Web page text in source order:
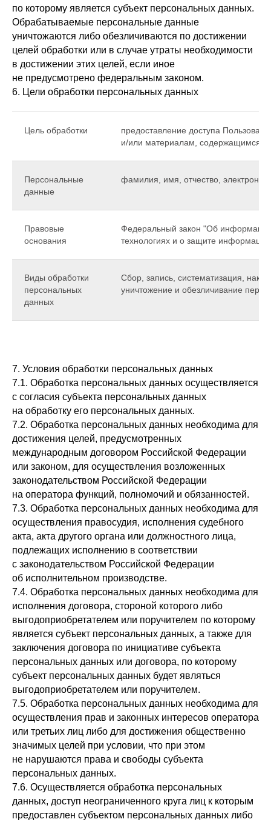
по которому является субъект персональных данных.
Обрабатываемые персональные данные
уничтожаются либо обезличиваются по достижении
целей обработки или в случае утраты необходимости
в достижении этих целей, если иное
не предусмотрено федеральным законом.
6. Цели обработки персональных данных
Цель обработки
предоставление доступа
и/или материалам, содержащимся
Персональные
данные
фамилия, имя, отчество,
Правовые
основания
Федеральный закон "Об
технологиях и о защите
Виды обработки
персональных
данных
Сбор, запись, систематизация,
уничтожение и обезличивание
7. Условия обработки персональных данных
7.1. Обработка персональных данных осуществляется
с согласия субъекта персональных данных
на обработку его персональных данных.
7.2. Обработка персональных данных необходима для
достижения целей, предусмотренных
международным договором Российской Федерации
или законом, для осуществления возложенных
законодательством Российской Федерации
на оператора функций, полномочий и обязанностей.
7.3. Обработка персональных данных необходима для
осуществления правосудия, исполнения судебного
акта, акта другого органа или должностного лица,
подлежащих исполнению в соответствии
с законодательством Российской Федерации
об исполнительном производстве.
7.4. Обработка персональных данных необходима для
исполнения договора, стороной которого либо
выгодоприобретателем или поручителем по которому
является субъект персональных данных, а также для
заключения договора по инициативе субъекта
персональных данных или договора, по которому
субъект персональных данных будет являться
выгодоприобретателем или поручителем.
7.5. Обработка персональных данных необходима для
осуществления прав и законных интересов оператора
или третьих лиц либо для достижения общественно
значимых целей при условии, что при этом
не нарушаются права и свободы субъекта
персональных данных.
7.6. Осуществляется обработка персональных
данных, доступ неограниченного круга лиц к которым
предоставлен субъектом персональных данных либо